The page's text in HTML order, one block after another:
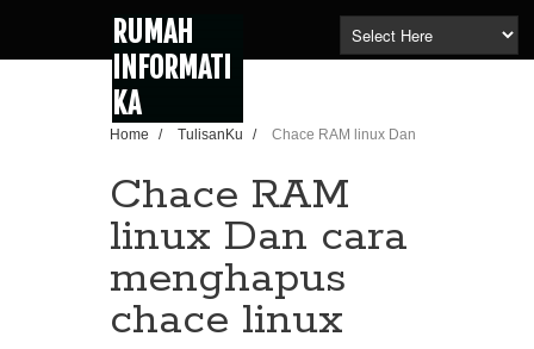
RUMAH
INFORMATI
KA
Home / TulisanKu /
Chace RAM linux Dan
Chace RAM
linux Dan cara
menghapus
chace linux